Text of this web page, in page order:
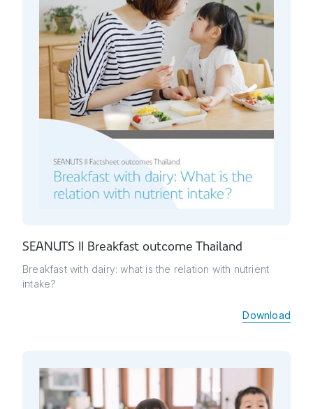
SEANUTS II Breakfast outcome Thailand
Breakfast with dairy: what is the relation with nutrient
intake?
Download